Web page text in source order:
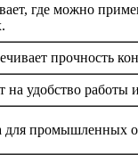
где можно
прочность
на удобство работы
промышленных